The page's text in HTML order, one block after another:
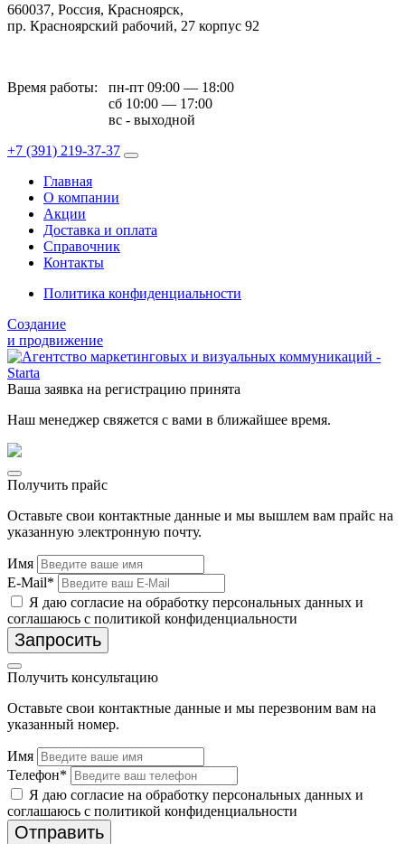
660037, Россия, Красноярск,
пр. Красноярский рабочий, 27 корпус 92
Время работы:
пн-пт 09:00 — 18:00
сб 10:00 — 17:00
вс - выходной
+7 (391) 219-37-37
Главная
О компании
Акции
Доставка и оплата
Справочник
Контакты
Политика конфиденциальности
Создание
и продвижение
Ваша заявка на регистрацию принята
Наш менеджер свяжется с вами в ближайшее время.
Получить прайс
Оставьте свои контактные данные и мы вышлем вам прайс на
указанную электронную почту.
Имя
E-Mail*
Я даю согласие на обработку персональных данных и
соглашаюсь с политикой конфиденциальности
Запросить
Получить консультацию
Оставьте свои контактные данные и мы перезвоним вам на
указанный номер.
Имя
Телефон*
Я даю согласие на обработку персональных данных и
соглашаюсь с политикой конфиденциальности
Отправить